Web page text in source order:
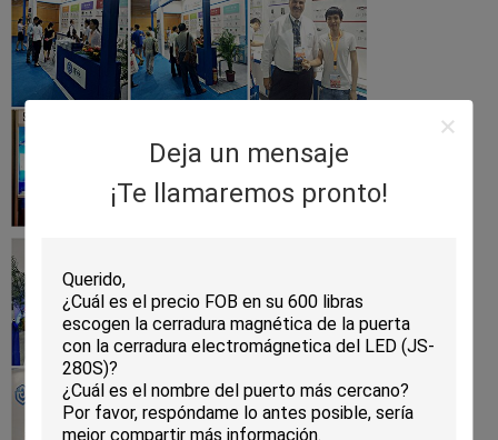
Deja un mensaje
¡Te llamaremos pronto!